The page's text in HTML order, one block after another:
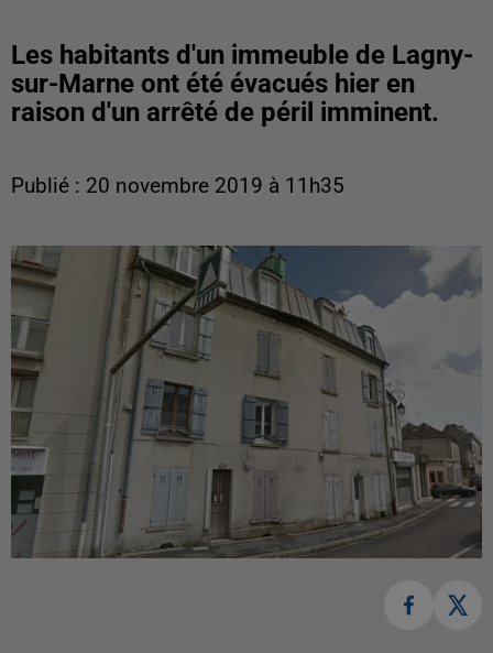
Les habitants d'un immeuble de Lagny-
sur-Marne ont été évacués hier en
raison d'un arrêté de péril imminent.
Publié : 20 novembre 2019 à 11h35